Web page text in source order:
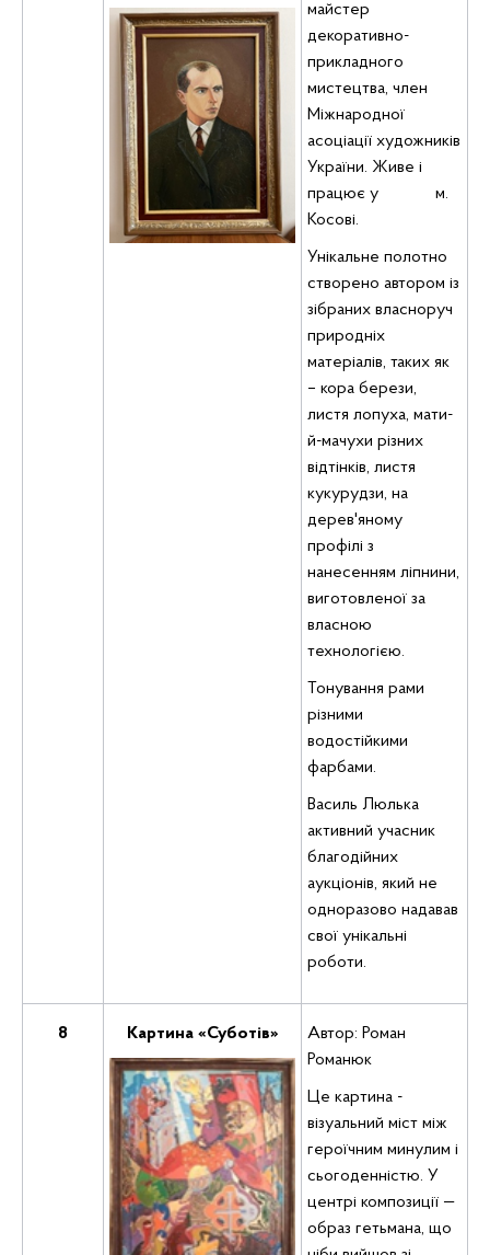
майстер
декоративно-
прикладного
мистецтва, член
Міжнародної
асоціації художників
України. Живе і
працює у м.
Косові.
Унікальне полотно
створено автором із
зібраних власноруч
природніх
матеріалів, таких як
– кора берези,
листя лопуха, мати-
й-мачухи різних
відтінків, листя
кукурудзи, на
дерев'яному
профілі з
нанесенням ліпнини,
виготовленої за
власною
технологією.
Тонування рами
різними
водостійкими
фарбами.
Василь Люлька
активний учасник
благодійних
аукціонів, який не
одноразово надавав
свої унікальні
роботи.
8 Картина «Суботів»
Автор: Роман
Романюк
Це картина -
візуальний міст між
героїчним минулим і
сьогоденністю. У
центрі композиції —
образ гетьмана, що